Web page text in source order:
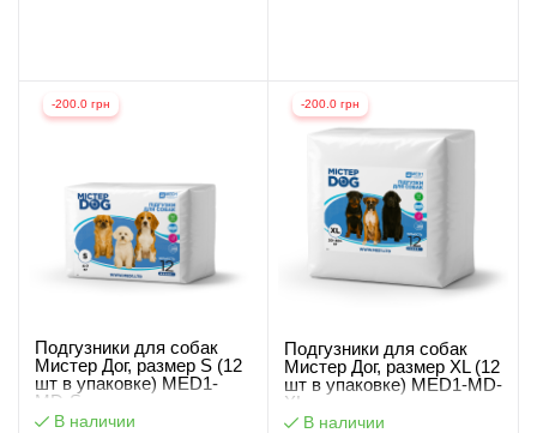
-200.0 грн
Подгузники для собак
Мистер Дог, размер S (12
шт в упаковке) MED1-
MD-S
В наличии
-200.0 грн
Подгузники для собак
Мистер Дог, размер XL (12
шт в упаковке) MED1-MD-
XL
В наличии